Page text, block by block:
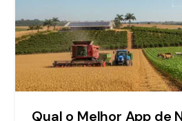
Qual o Melhor App de